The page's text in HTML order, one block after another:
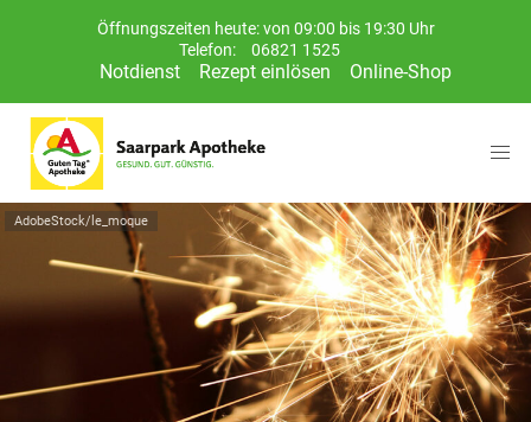
Öffnungszeiten heute: von 09:00 bis 19:30 Uhr
Telefon:
06821 1525
Notdienst Rezept einlösen Online-Shop
AdobeStock/le_moque